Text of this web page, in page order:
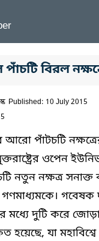
বিরল
Published: 10 July 2015
পাঁটচটি
ওপেন
নতুন নক্ষত্র
গণমাধ্যমকে।
মধ্যে দুটি করে
হয়েছে, যা